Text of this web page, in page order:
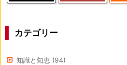
カテゴリー
知識と知恵 (94)